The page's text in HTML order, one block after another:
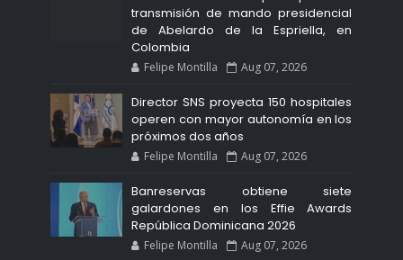
transmisión de mando presidencial
de Abelardo de la Espriella, en
Colombia
Felipe Montilla Aug 07, 2026
Director SNS proyecta 150 hospitales
operen con mayor autonomía en los
próximos dos años
Felipe Montilla Aug 07, 2026
Banreservas obtiene siete
galardones en los Effie Awards
República Dominicana 2026
Felipe Montilla Aug 07, 2026